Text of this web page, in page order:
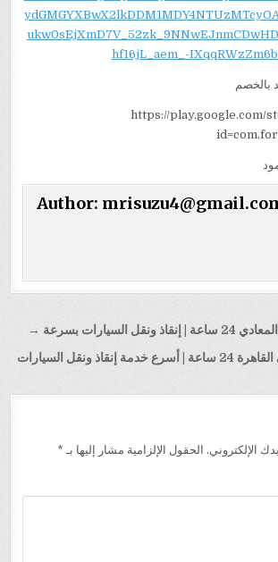
hf16jL_aem_-
بالخصم
https://play.google.com/
Author:
بسرعة →
ونقل السيارات
الإلكتروني. الحقول الإلزامية مشار إليها بـ *